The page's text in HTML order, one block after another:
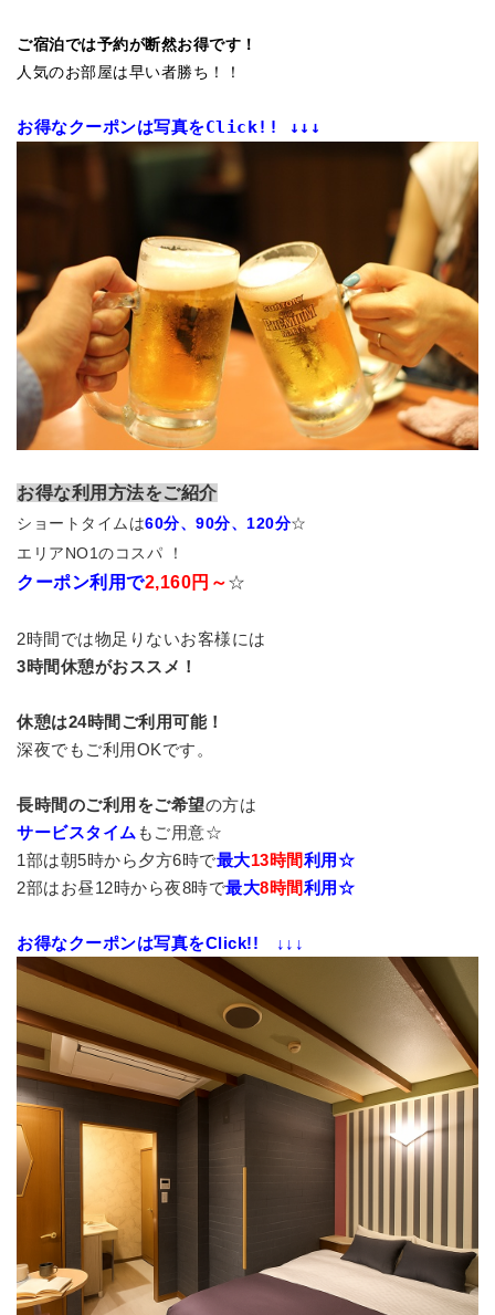
人気のお部屋は早い者勝ち！！
お得なクーポンは写真をClick!! ↓↓↓
お得な利用方法をご紹介
ショートタイムは60分、90分、120分☆
エリアNO1のコスパ ！
クーポン利用で2,160円～☆
2時間では物足りないお客様には
3時間休憩がおススメ！
休憩は24時間ご利用可能！
深夜でもご利用OKです。
長時間のご利用をご希望の方は
サービスタイム もご用意☆
1部は朝5時から夕方6時で最大13時間利用☆
2部はお昼12時から夜8時で最大8時間利用☆
お得なクーポンは写真をClick!! ↓↓↓